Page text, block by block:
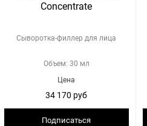
Concentrate
Сыворотка-филлер для лица
Объем: 30 мл
Цена
34 170 руб
Подписаться